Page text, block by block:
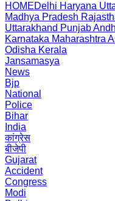
HOMEDelhi Haryana
Madhya Pradesh
Uttarakhand Punjab
Karnataka Maharashtra
Odisha Kerala
Jansamasya
News
Bjp
National
Police
Bihar
India
कांग्रेस
बीजेपी
Gujarat
Accident
Congress
Modi